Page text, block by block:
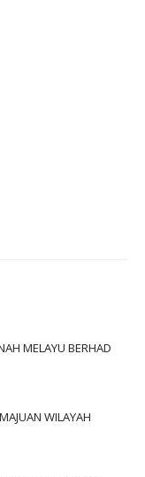
MELAYU BERHAD
WILAYAH